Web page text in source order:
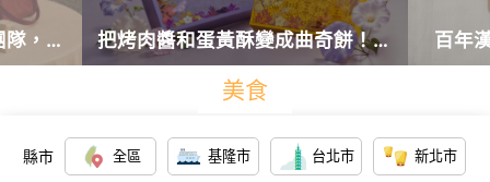
，以
和精品
把烤肉醬和蛋黃酥變成曲奇餅！鴻
鼎菓子2026年中秋禮盒創意登
場，收到保證驚喜連連。
百年
場！高
美食
縣市 全區 基隆市 台北市 新北市